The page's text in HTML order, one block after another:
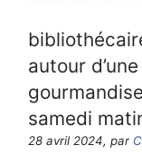
autour
samedi
28 avril 2024, par